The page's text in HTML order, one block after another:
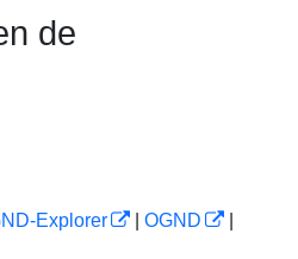
de
Explorer OGND